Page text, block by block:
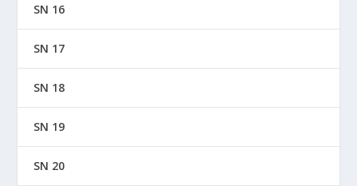
SN 16
SN 17
SN 18
SN 19
SN 20